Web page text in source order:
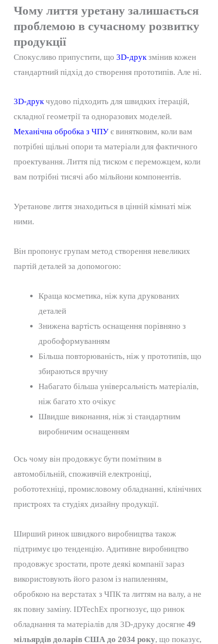
Чому лиття уретану залишається
проблемою в сучасному розвитку
продукції
Спокусливо припустити, що3D-друк змінив кожен
стандартний підхід до створення прототипів. Але ні.
3D-друкчудово підходить для швидких ітерацій,
складної геометрії та одноразових моделей.
Механічна обробка з ЧПУ є винятковим, коли вам
потрібні щільні опори та матеріали для фактичного
проектування. Лиття під тиском є ​​переможцем, коли
вам потрібні тисячі або мільйони компонентів.
Уретанове лиття знаходиться в цінній кімнаті між
ними.
Він пропонує групам метод створення невеликих
партій деталей за допомогою:
Краща косметика, ніж купа друкованих
деталей
Знижена вартість оснащення порівняно з
дробоформуванням
Більша повторюваність, ніж у прототипів, що
збираються вручну
Набагато більша універсальність матеріалів,
ніж багато хто очікує
Швидше виконання, ніж зі стандартним
виробничим оснащенням
Ось чому він продовжує бути помітним в
автомобільній, споживчій електроніці,
робототехніці, промисловому обладнанні, клінічних
пристроях та студіях дизайну продукції.
Ширший ринок швидкого виробництва також
підтримує цю тенденцію. Адитивне виробництво
продовжує зростати, проте деякі компанії зараз
використовують його разом із напиленням,
обробкою на верстатах з ЧПК та литтям на валу, а не
як повну заміну. ​​IDTechEx прогнозує, що ринок
обладнання та матеріалів для 3D-друку досягне49
мільярдів доларів США до 2034 року, що показує,